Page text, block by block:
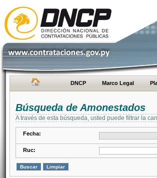
DNCP Marco Legal
Búsqueda de Amonestados
A través de esta búsqueda, usted puede filtrar la
Fecha:
Ruc: